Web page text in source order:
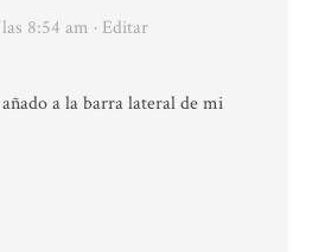
8:54 am · Editar
a la barra lateral de mi